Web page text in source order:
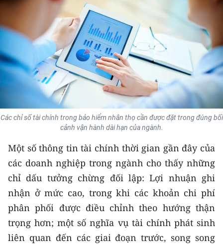
THỂ THAO
GIÁO DỤC
Y TẾ
KHOA HỌC - CÔNG NGHỆ
BẠN ĐỌC
KIỂM CHỨNG THÔNG TIN
TRI THỨC CHUYÊN SÂU
54 DÂN TỘC VIỆT NAM
Các chỉ số tài chính trong bảo hiểm nhân thọ cần được đặt trong đúng bối
cảnh vận hành dài hạn của ngành.
Một số thông tin tài chính thời gian gần đây của
các doanh nghiệp trong ngành cho thấy những
chỉ dấu tưởng chừng đối lập: Lợi nhuận ghi
nhận ở mức cao, trong khi các khoản chi phí
phân phối được điều chỉnh theo hướng thận
trọng hơn; một số nghĩa vụ tài chính phát sinh
liên quan đến các giai đoạn trước, song song